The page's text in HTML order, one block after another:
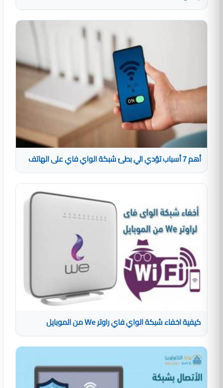
أهم 7 أسباب تؤدي الي بطئ شبكة الواي فاي على الهاتف
كيفية اخفاء شبكة الواي فاي راوتر We من الموبايل